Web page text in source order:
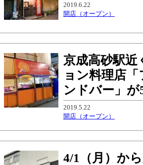
2019.6.22
開店（オープン）
京成高砂駅
ョン料理店
ンドバー」
2019.5.22
開店（オープン）
4/1（月）か